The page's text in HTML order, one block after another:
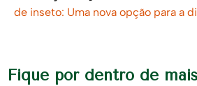
de inseto: Uma nova opção para a
Fique por dentro de